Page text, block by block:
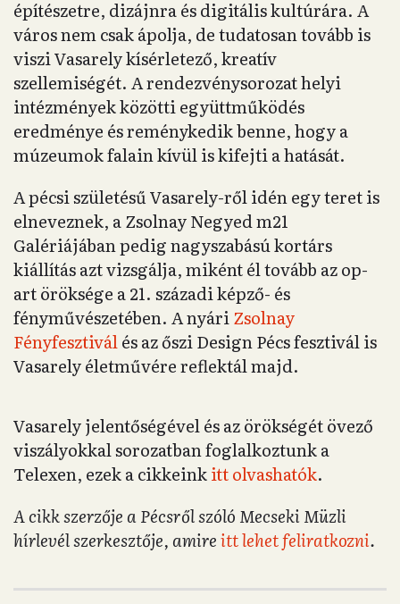
építészetre, dizájnra és digitális kultúrára. A
város nem csak ápolja, de tudatosan tovább is
viszi Vasarely kísérletező, kreatív
szellemiségét. A rendezvénysorozat helyi
intézmények közötti együttműködés
eredménye és reménykedik benne, hogy a
múzeumok falain kívül is kifejti a hatását.
A pécsi születésű Vasarely-ről idén egy teret is
elneveznek, a Zsolnay Negyed m21
Galériájában pedig nagyszabású kortárs
kiállítás azt vizsgálja, miként él tovább az op-
art öröksége a 21. századi képző- és
fényművészetében. A nyáriZsolnay
Fényfesztiválés az őszi Design Pécs fesztivál is
Vasarely életművére reflektál majd.
Vasarely jelentőségével és az örökségét övező
viszályokkal sorozatban foglalkoztunk a
Telexen, ezek a cikkeinkitt olvashatók.
A cikk szerzője a Pécsről szóló Mecseki Müzli
hírlevél szerkesztője, amireitt lehet feliratkozni.